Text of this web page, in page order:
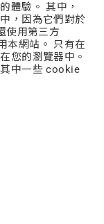
決心要
環保精
體驗。 其中，
，因為它們對於
使用第三方
本網站。 只有在
您的瀏覽器中。
中一些 cookie